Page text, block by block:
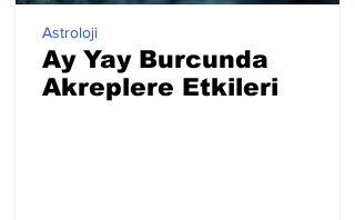
Ay Yay Burcunda
Akreplere Etkileri
Astroloji